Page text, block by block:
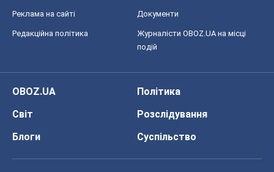
Реклама на сайті Документи
Редакційна політика
Журналісти OBOZ.UA на місці
подій
OBOZ.UA
Політика
Світ
Розслідування
Блоги
Суспільство